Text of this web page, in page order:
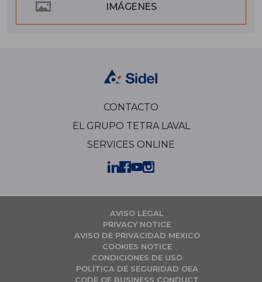
IMÁGENES
CONTACTO
EL GRUPO TETRA LAVAL
SERVICES ONLINE
AVISO LEGAL
PRIVACY NOTICE
AVISO DE PRIVACIDAD MEXICO
COOKIES NOTICE
CONDICIONES DE USO
POLÍTICA DE SEGURIDAD OEA
CODE OF BUSINESS CONDUCT